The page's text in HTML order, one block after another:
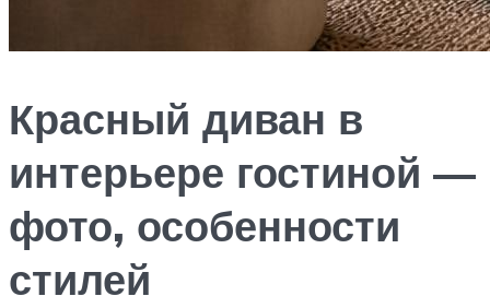
Красный диван в
интерьере гостиной —
фото, особенности
стилей